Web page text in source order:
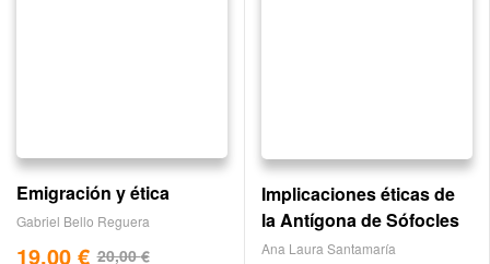
Emigración y ética
Gabriel Bello Reguera
20,00€
19,00 €
Implicaciones éticas de
la Antígona de Sófocles
Ana Laura Santamaría